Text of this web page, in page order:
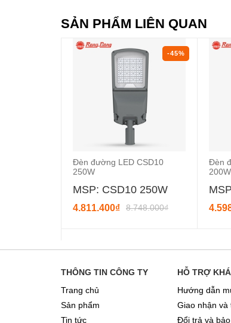
SẢN PHẨM LIÊN QUAN
-45%
Đèn đường LED CSD10
250W
MSP: CSD10 250W
4.811.400₫ 8.748.000₫
Đèn
200W
THÔNG TIN CÔNG TY
Trang chủ
Sản phẩm
Tin tức
HỖ TRỢ
Hướng dẫn
Giao nhận và
Đổi trả và